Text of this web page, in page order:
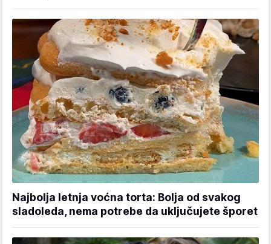
Najbolja letnja voćna torta: Bolja od svakog
sladoleda, nema potrebe da uključujete šporet